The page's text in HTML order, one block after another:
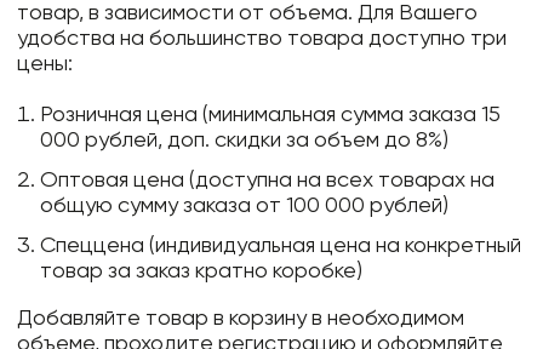
товар, в зависимости от объема. Для Вашего
удобства на большинство товара доступно три
цены:
Розничная цена (минимальная сумма заказа 15
000 рублей, доп. скидки за объем до 8%)
Оптовая цена (доступна на всех товарах на
общую сумму заказа от 100 000 рублей)
Спеццена (индивидуальная цена на конкретный
товар за заказ кратно коробке)
Добавляйте товар в корзину в необходимом
объеме, проходите регистрацию и оформляйте